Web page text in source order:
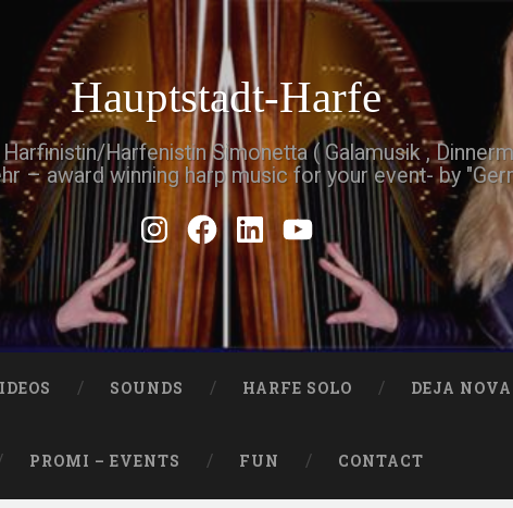
Hauptstadt-Harfe
Harfenistin Simonetta ( Galamusik ,
– award winning harp music for your event- by
Instagram
Facebook
Linkedin
Youtube
SOUNDS HARFE SOLO DEJA
PROMI – EVENTS FUN CONTACT